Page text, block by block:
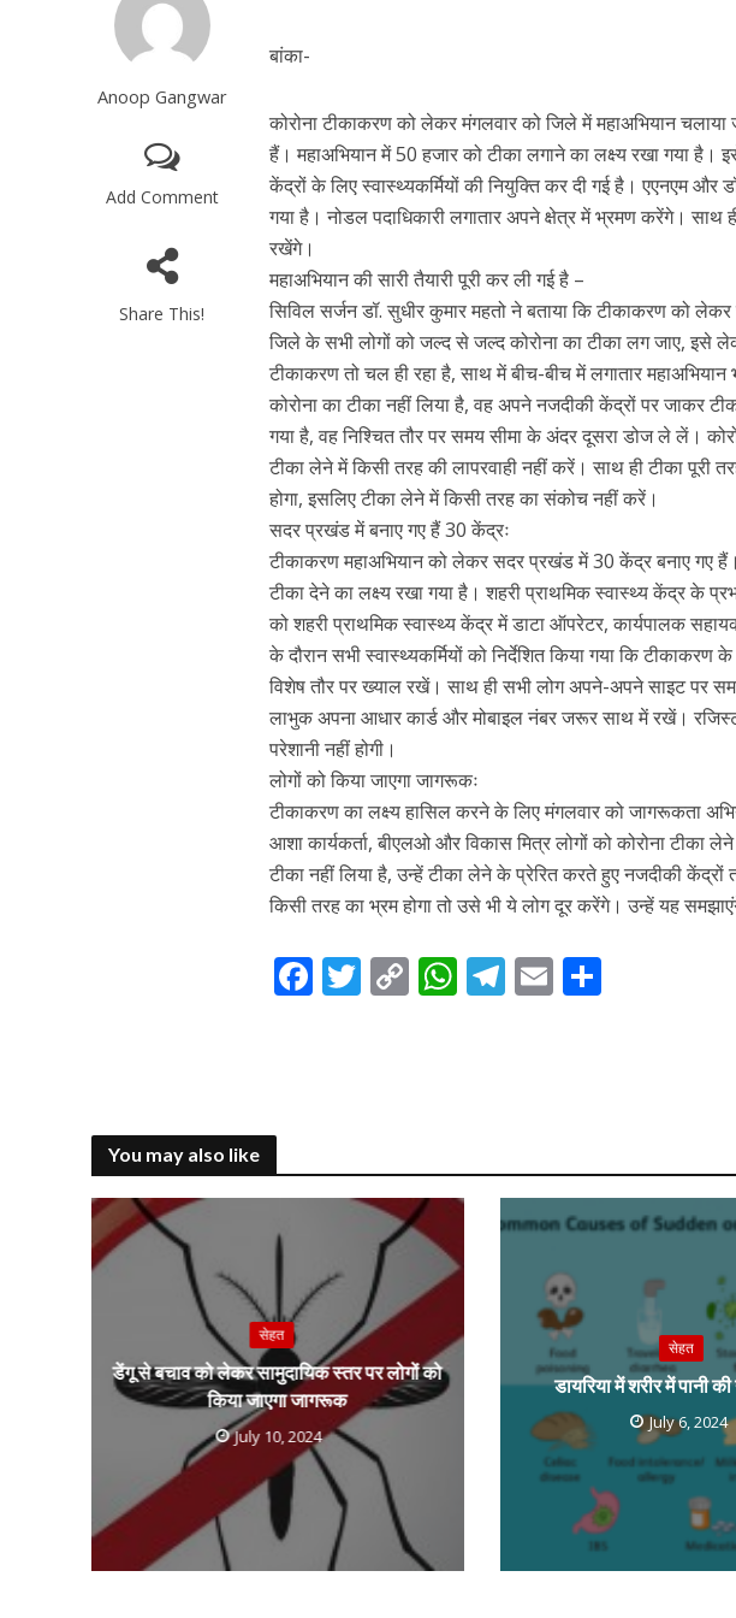
Anoop Gangwar
Add Comment
Share This!
बांका-
कोरोना टीकाकरण को लेकर मंगलवार को जिले में महाअभियान
हैं। महाअभियान में 50 हजार को टीका लगाने का लक्ष्य रखा गया है।
केंद्रों के लिए स्वास्थ्यकर्मियों की नियुक्ति कर दी गई है। एएनएम
गया है। नोडल पदाधिकारी लगातार अपने क्षेत्र में भ्रमण करेंगे।
रखेंगे।
महाअभियान की सारी तैयारी पूरी कर ली गई है –
सिविल सर्जन डॉ. सुधीर कुमार महतो ने बताया कि टीकाकरण को
जिले के सभी लोगों को जल्द से जल्द कोरोना का टीका लग जाए, इसे
टीकाकरण तो चल ही रहा है, साथ में बीच-बीच में लगातार
कोरोना का टीका नहीं लिया है, वह अपने नजदीकी केंद्रों पर जाकर
गया है, वह निश्चित तौर पर समय सीमा के अंदर दूसरा डोज ले लें।
टीका लेने में किसी तरह की लापरवाही नहीं करें। साथ ही टीका पूरी
होगा, इसलिए टीका लेने में किसी तरह का संकोच नहीं करें।
सदर प्रखंड में बनाए गए हैं 30 केंद्रः
टीकाकरण महाअभियान को लेकर सदर प्रखंड में 30 केंद्र बनाए गए
टीका देने का लक्ष्य रखा गया है। शहरी प्राथमिक स्वास्थ्य केंद्र के
को शहरी प्राथमिक स्वास्थ्य केंद्र में डाटा ऑपरेटर, कार्यपालक
के दौरान सभी स्वास्थ्यकर्मियों को निर्देशित किया गया कि टीकाकरण
विशेष तौर पर ख्याल रखें। साथ ही सभी लोग अपने-अपने साइट
लाभुक अपना आधार कार्ड और मोबाइल नंबर जरूर साथ में रखें।
परेशानी नहीं होगी।
लोगों को किया जाएगा जागरूकः
टीकाकरण का लक्ष्य हासिल करने के लिए मंगलवार को जागरूकता
आशा कार्यकर्ता, बीएलओ और विकास मित्र लोगों को कोरोना
टीका नहीं लिया है, उन्हें टीका लेने के प्रेरित करते हुए नजदीकी
किसी तरह का भ्रम होगा तो उसे भी ये लोग दूर करेंगे। उन्हें यह
F
o
k
T C
n
k
W
p
p
T
m
E
You may also like
सेहत
डेंगू से बचाव को लेकर सामुदायिक स्तर पर लोगों को
किया जाएगा जागरूक
July 10, 2024
सेहत
डायरिया में शरीर में पानी
July 6, 2024